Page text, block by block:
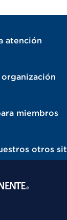
atención
miembros
otros